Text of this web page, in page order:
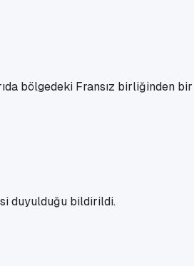
bölgedeki Fransız birliğinden
duyulduğu bildirildi.